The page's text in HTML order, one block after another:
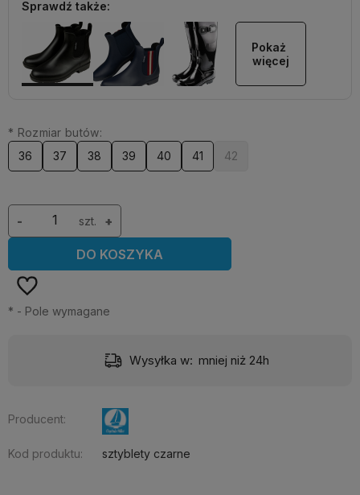
Sprawdź także:
Pokaż
więcej
* Rozmiar butów:
36
37 38 39 40 41 42
szt. +
-
DO KOSZYKA
* - Pole wymagane
Wysyłka w: mniej niż 24h
Producent:
Kod produktu: sztyblety czarne